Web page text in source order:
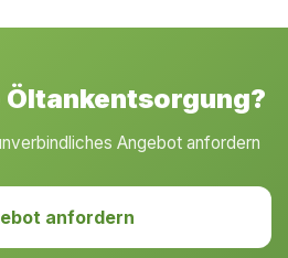
Angebot anfordern
anfordern